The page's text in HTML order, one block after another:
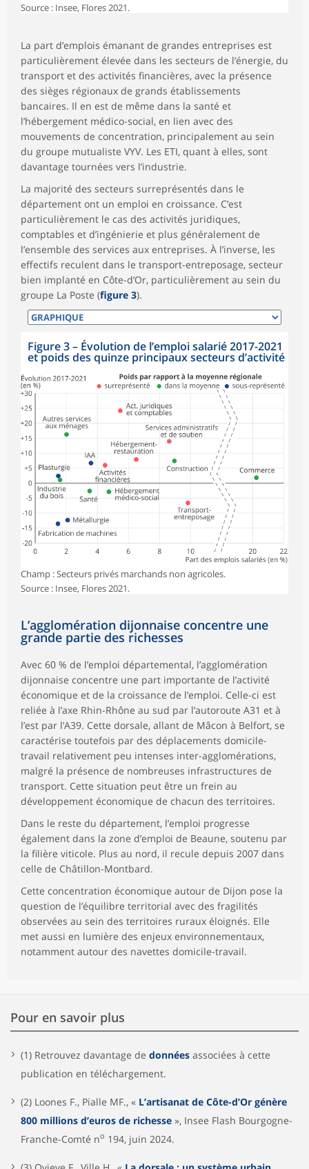
Source : Insee, Flores 2021.
La part d’emplois émanant de grandes entreprises est
particulièrement élevée dans les secteurs de l’énergie, du
transport et des activités financières, avec la présence
des sièges régionaux de grands établissements
bancaires. Il en est de même dans la santé et
l’hébergement médico-social, en lien avec des
mouvements de concentration, principalement au sein
du groupe mutualiste VYV. Les ETI, quant à elles, sont
davantage tournées vers l’industrie.
La majorité des secteurs surreprésentés dans le
département ont un emploi en croissance. C’est
particulièrement le cas des activités juridiques,
comptables et d’ingénierie et plus généralement de
l’ensemble des services aux entreprises. À l’inverse, les
effectifs reculent dans le transport-entreposage, secteur
bien implanté en Côte-d’Or, particulièrement au sein du
groupe La Poste (figure 3).
Figure 3– Évolution de l’emploi salarié 2017-2021
et poids des quinze principaux secteurs d’activité
Champ : Secteurs privés marchands non agricoles.
Source : Insee, Flores 2021.
L’agglomération dijonnaise concentre une
grande partie des richesses
Avec 60 % de l’emploi départemental, l’agglomération
dijonnaise concentre une part importante de l’activité
économique et de la croissance de l’emploi. Celle-ci est
reliée à l’axe Rhin-Rhône au sud par l’autoroute A31 et à
l’est par l’A39. Cette dorsale, allant de Mâcon à Belfort, se
caractérise toutefois par des déplacements domicile-
travail relativement peu intenses inter-agglomérations,
malgré la présence de nombreuses infrastructures de
transport. Cette situation peut être un frein au
développement économique de chacun des territoires.
Dans le reste du département, l’emploi progresse
également dans la zone d’emploi de Beaune, soutenu par
la filière viticole. Plus au nord, il recule depuis 2007 dans
celle de Châtillon-Montbard.
Cette concentration économique autour de Dijon pose la
question de l’équilibre territorial avec des fragilités
observées au sein des territoires ruraux éloignés. Elle
met aussi en lumière des enjeux environnementaux,
notamment autour des navettes domicile-travail.
Pour en savoir plus
(1) Retrouvez davantage de données associées à cette
publication en téléchargement.
(2) Loones F., Pialle MF., « L’artisanat de Côte-d’Or génère
800 millions d’euros de richesse », Insee Flash Bourgogne-
Franche-Comté no 194, juin 2024.